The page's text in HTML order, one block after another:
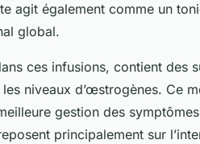
agit également comme un
global.
ces infusions, contient des
niveaux d’œstrogènes. Ce
gestion des
principalement sur